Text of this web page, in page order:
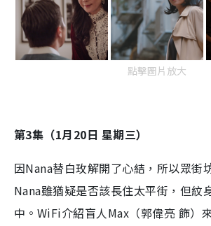
點擊圖片放大
第3集（1月20日 星期三）
因Nana替白玫解開了心結，所以眾街
Nana雖猶疑是否該長住太平街，但紋
中。WiFi介紹盲人Max（郭偉亮 飾）